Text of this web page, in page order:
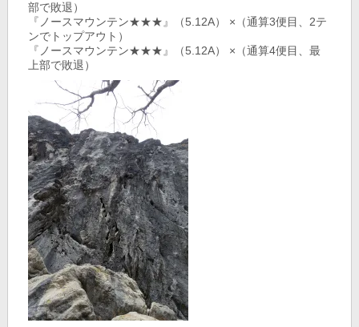
部で敗退）
『ノースマウンテン★★★』（5.12A） ×（通算3便目、2テ
ンでトップアウト）
『ノースマウンテン★★★』（5.12A） ×（通算4便目、最
上部で敗退）